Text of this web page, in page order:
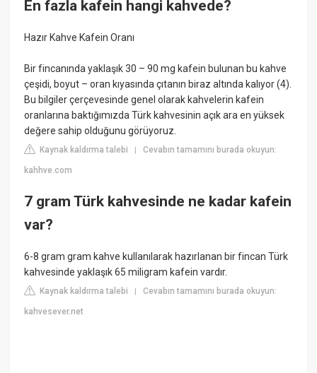
En fazla kafein hangi kahvede?
Hazır Kahve Kafein Oranı
Bir fincanında yaklaşık 30 – 90 mg kafein bulunan bu kahve
çeşidi, boyut – oran kıyasında çıtanın biraz altında kalıyor (4).
Bu bilgiler çerçevesinde genel olarak kahvelerin kafein
oranlarına baktığımızda Türk kahvesinin açık ara en yüksek
değere sahip olduğunu görüyoruz.
Kaynak kaldırma talebi |Cevabın tamamını burada okuyun:
kahhve.com
7 gram Türk kahvesinde ne kadar kafein
var?
6-8 gram gram kahve kullanılarak hazırlanan bir fincan Türk
kahvesinde yaklaşık 65 miligram kafein vardır.
Kaynak kaldırma talebi |Cevabın tamamını burada okuyun:
kahvesever.net